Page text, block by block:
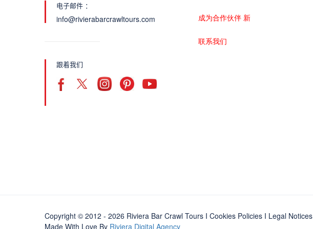
电子邮件 ：
info@rivierabarcrawltours.com
跟着我们
成为合作伙伴 新
联系我们
Copyright © 2012 - 2026 Riviera Bar Crawl Tours I Cookies Policies I Legal Notices
Made With Love By Riviera Digital Agency